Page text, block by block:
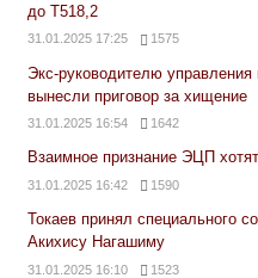
до Т518,2
31.01.2025 17:25 1575
Экс-руководителю
вынесли приговор за хищение
31.01.2025 16:54 1642
Взаимное признание ЭЦП
31.01.2025 16:42 1590
Токаев принял специального
Акихису Нагашиму
31.01.2025 16:10 1523